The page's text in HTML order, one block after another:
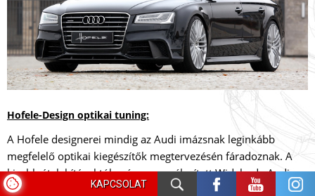
KAPCSOLAT
Hofele-Design optikai tuning:
A Hofele designerei mindig az Audi imázsnak leginkább
megfelelő optikai kiegészítők megtervezésén fáradoznak. A
kisebb átalakításoktól egészen a szélesített Widebody Audi
tuning csomagokig szinte minden megtalálható a